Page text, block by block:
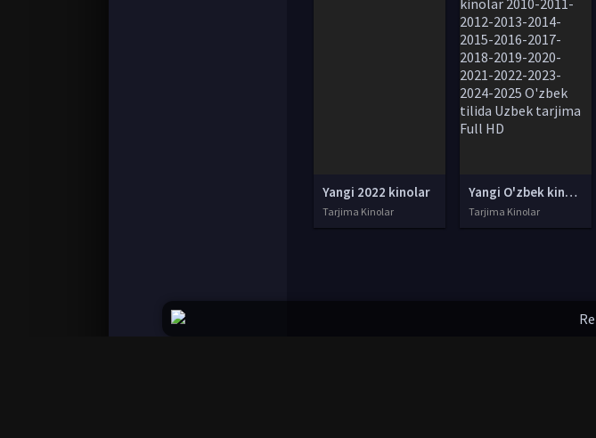
Yangi 2022 kinolar
Tarjima Kinolar
Yangi O'zbek kinolar 2010-2011-2012-2013-2014-2015-2016-2017-2018-2019-2020-2021-2022-2023-2024-2025 O'zbek tilida Uzbek tarjima Full HD
Tarjima Kinolar